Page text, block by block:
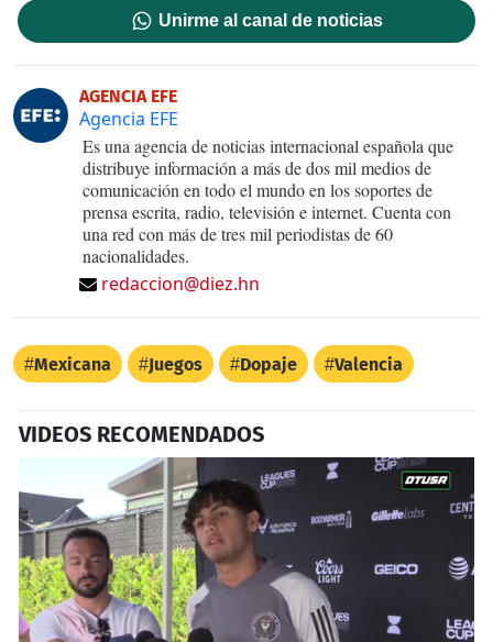
Unirme al canal de noticias
AGENCIA EFE
Agencia EFE
Es una agencia de noticias internacional española que
distribuye información a más de dos mil medios de
comunicación en todo el mundo en los soportes de
prensa escrita, radio, televisión e internet. Cuenta con
una red con más de tres mil periodistas de 60
nacionalidades.
redaccion@diez.hn
Mexicana Juegos Dopaje Valencia
VIDEOS RECOMENDADOS